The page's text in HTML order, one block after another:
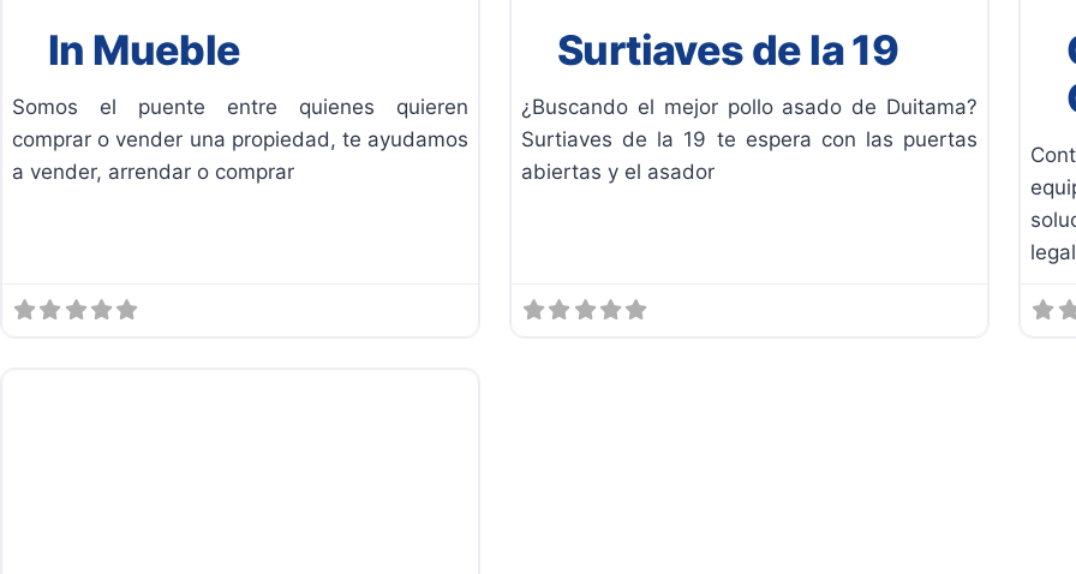
In Mueble
Somos el puente entre quienes quieren
comprar o vender una propiedad, te ayudamos
a vender, arrendar o comprar
Surtiaves de la 19
¿Buscando el mejor pollo asado de Duitama?
Surtiaves de la 19 te espera con las puertas
abiertas y el asador